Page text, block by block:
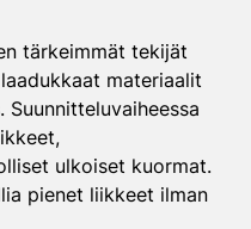
tärkeimmät tekijät
materiaalit
ulkoiset kuormat.
pienet liikkeet ilman